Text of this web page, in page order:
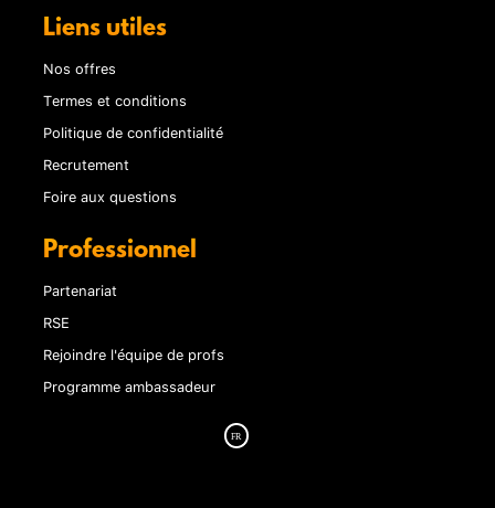
Liens utiles
Nos offres
Termes et conditions
Politique de confidentialité
Recrutement
Foire aux questions
Professionnel
Partenariat
RSE
Rejoindre l'équipe de profs
Programme ambassadeur